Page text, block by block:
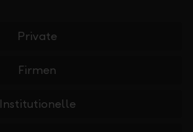
Private
Firmen
Institutionelle